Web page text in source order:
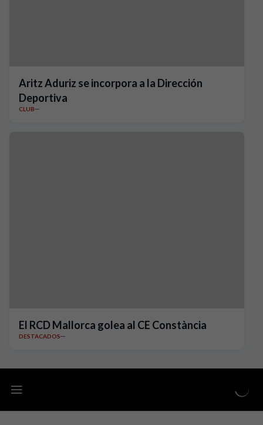
Aritz Aduriz se incorpora a la Dirección
Deportiva
CLUB
El RCD Mallorca golea al CE Constància
DESTACADOS